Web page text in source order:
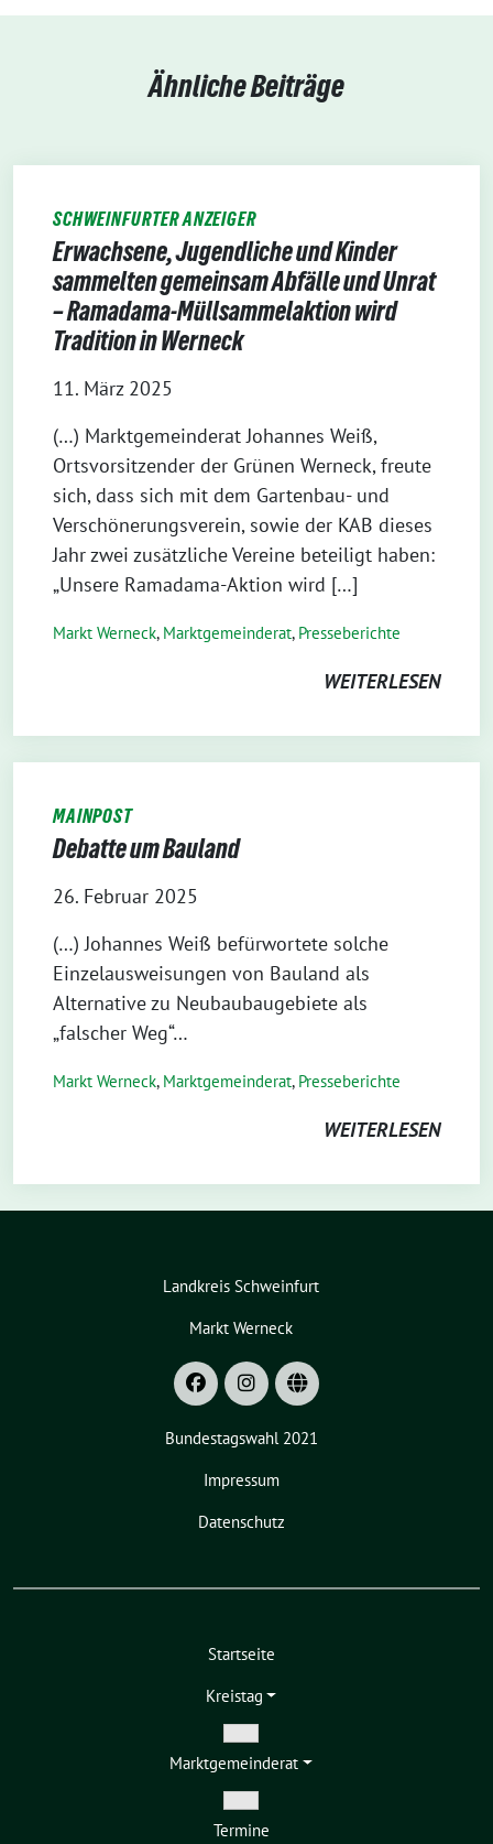
Ähnliche Beiträge
SCHWEINFURTER ANZEIGER
Erwachsene, Jugendliche und Kinder
sammelten gemeinsam Abfälle und Unrat
– Ramadama-Müllsammelaktion wird
Tradition in Werneck
11. März 2025
(…) Marktgemeinderat Johannes Weiß,
Ortsvorsitzender der Grünen Werneck, freute
sich, dass sich mit dem Gartenbau- und
Verschönerungsverein, sowie der KAB dieses
Jahr zwei zusätzliche Vereine beteiligt haben:
„Unsere Ramadama-Aktion wird […]
Markt Werneck, Markt­gemeinderat, Presseberichte
WEITERLESEN
MAINPOST
Debatte um Bauland
26. Februar 2025
(…) Johannes Weiß befürwortete solche
Einzelausweisungen von Bauland als
Alternative zu Neubaubaugebiete als
„falscher Weg“…
Markt Werneck, Markt­gemeinderat, Presseberichte
WEITERLESEN
Landkreis Schweinfurt
Markt Werneck
Bundestagswahl 2021
Impressum
Datenschutz
Startseite
Kreistag
Zeige
Untermenü
Markt­gemeinderat
Zeige
Untermenü
Termine